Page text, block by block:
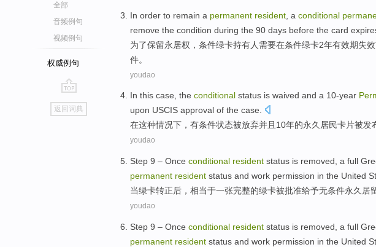
全部
音频例句
视频例句
权威例句
go
top
返回词典
In order to remain a permanent resident , a conditional
remove the condition during the 90 days before the card
为了保留永 居权， 条件绿卡持有人需要在条件绿卡2年有效期失效
件。
youdao
In this case, the conditional status is waived and a 10-year
upon USCIS approval of the case.
在这种情况下 ， 有条件状态被放弃并且 10年的永久居民卡片被发
youdao
Step 9 – Once conditional resident status is removed , a full
permanent resident status and work permission in the United
当绿卡转正后 ，相当于一张完整的绿卡被批准给予无条件永久 居
youdao
Step 9 – Once conditional resident status is removed , a full
permanent resident status and work permission in the United